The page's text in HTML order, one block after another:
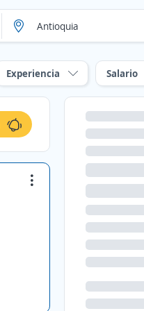
Experiencia Salario